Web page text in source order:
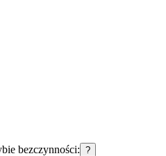
bezczynności: ?